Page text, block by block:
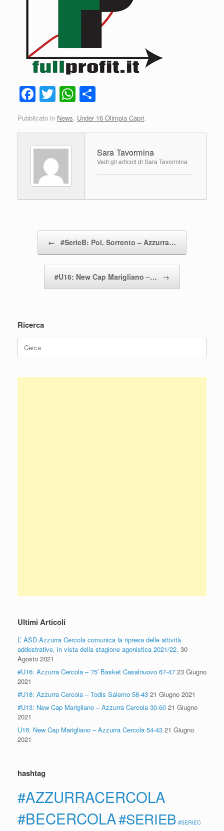
F
a
c
e
b
o
o
k
T
wi
tt
er
W
h
at
o
n
vi
di
Pubblicato in News, Under 16 Olimpia Capri.
Sara Tavormina
Vedi gli articoli di Sara Tavormina
← #SerieB: Pol. Sorrento – Azzurra…
#U16: New Cap Marigliano –… →
Ricerca
Ricerca
per:
Ultimi Articoli
L’ ASD Azzurra Cercola comunica la ripresa delle attività
addestrative, in vista della stagione agonistica 2021/22. 30
Agosto 2021
#U16: Azzurra Cercola – 75′ Basket Casalnuovo 67-47 23 Giugno
2021
#U18: Azzurra Cercola – Todis Salerno 58-43 21 Giugno 2021
#U13: New Cap Marigliano – Azzurra Cercola 30-60 21 Giugno
2021
U16: New Cap Marigliano – Azzurra Cercola 54-43 21 Giugno
2021
hashtag
#AZZURRACERCOLA
#BECERCOLA#SERIEB #SERIEC